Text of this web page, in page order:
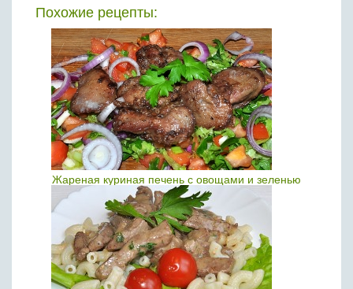
Похожие рецепты:
Жареная куриная печень с овощами и зеленью